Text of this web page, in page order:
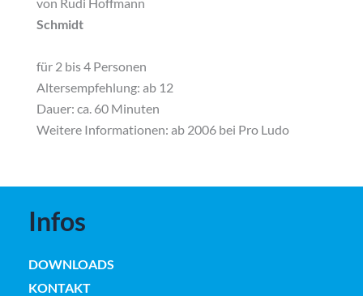
Schmidt
für 2 bis 4 Personen
Altersempfehlung: ab 12
Dauer: ca. 60 Minuten
Weitere Informationen: ab 2006 bei Pro Ludo
Infos
DOWNLOADS
KONTAKT